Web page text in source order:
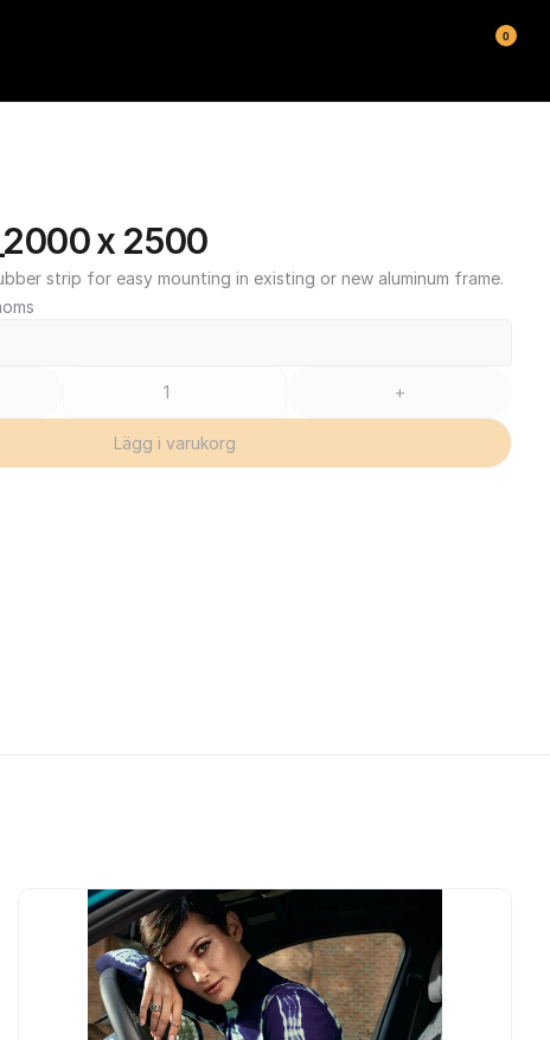
x 2500
strip for easy mounting in existing or new aluminum frame.
+
Lägg i varukorg
0